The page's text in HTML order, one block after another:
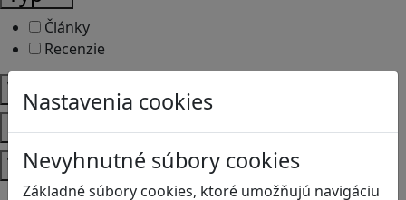
Nastavenia cookies
Nevyhnutné súbory cookies
Základné súbory cookies, ktoré umožňujú navigáciu
Články
Recenzie
Vek
Predmety
Témy